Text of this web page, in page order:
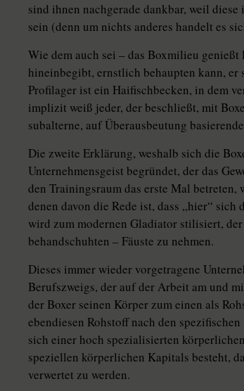
sind ihnen nachgerade dankbar, weil
sein (denn um nichts anderes handelt es
Wie dem auch sei – das Boxmilieu
hineinbegibt, ernstlich behaupten kann, er
Profilager ist ein Haifischbecken, in dem
implizit weiß jeder, der beschließt, mit
subalterne, auf Überausbeutung
Die zweite Erklärung, weshalb sich die
Unternehmensgeist begründet, der das
den Trainingsraum das erste Mal
denen davon die Rede ist, dass „hier“
wird zum modernen Gladiator stilisiert,
behandschuhten – Fäuste zu nehmen.
Dieses immer wieder vorgetragene
Berufszweigs, der auf der Arbeit am und
der Boxer seinen Körper zum einen als
ebendiesen Rohstoff nach den
sich einer hoch spezialisierten
speziellen körperlichen Kapitals besteht,
verwertet zu werden.